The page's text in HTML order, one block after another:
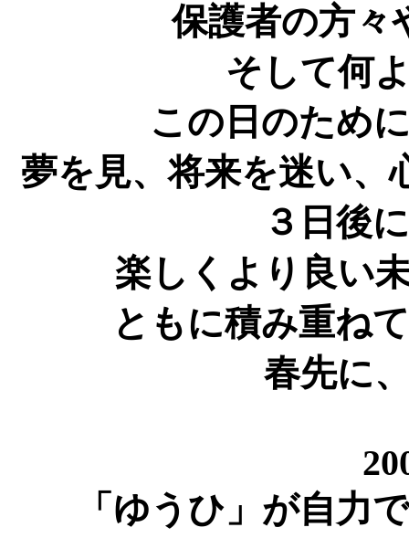
保護者の方々
そして何
この日のため
夢を見、将来を迷い、
３日後
楽しくより良い
ともに積み重ね
春先に
「ゆうひ」が自力